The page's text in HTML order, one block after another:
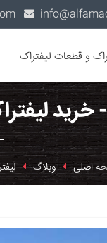
و قطعات لیفتراک
خرید
اصلی وبلاگ